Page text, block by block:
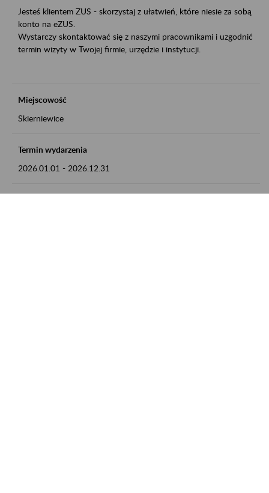
Jesteś klientem ZUS - skorzystaj z ułatwień, które niesie za sobą
konto na eZUS.
Wystarczy skontaktować się z naszymi pracownikami i uzgodnić
termin wizyty w Twojej firmie, urzędzie i instytucji.
Miejscowość
Skierniewice
Termin wydarzenia
2026.01.01 - 2026.12.31